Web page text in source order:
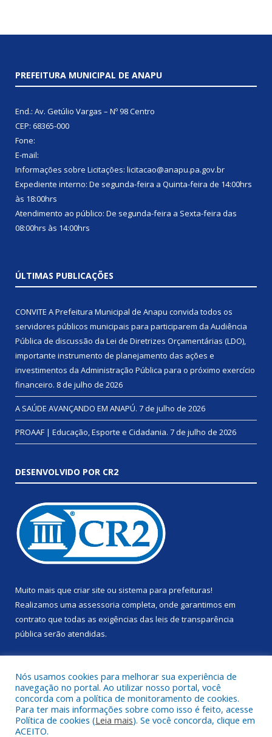
PREFEITURA MUNICIPAL DE ANAPU
End.: Av. Getúlio Vargas – Nº 98 Centro
CEP: 68365-000
Fone:
E-mail:
Informações sobre Licitações: licitacao@anapu.pa.gov.br
Expediente interno: De segunda-feira a Quinta-feira de 14:00hrs
às 18:00hrs
Atendimento ao público: De segunda-feira a Sexta-feira das
08:00hrs às 14:00hrs
ÚLTIMAS PUBLICAÇÕES
CONVITE A Prefeitura Municipal de Anapu convida todos os
servidores públicos municipais para participarem da Audiência
Pública de discussão da Lei de Diretrizes Orçamentárias (LDO),
importante instrumento de planejamento das ações e
investimentos da Administração Pública para o próximo exercício
financeiro. 8 de julho de 2026
A SAÚDE AVANÇANDO EM ANAPÚ. 7 de julho de 2026
PROAAF | Educação, Esporte e Cidadania. 7 de julho de 2026
DESENVOLVIDO POR CR2
Muito mais que criar site ou sistema para prefeituras!
Realizamos uma assessoria completa, onde garantimos em
contrato que todas as exigências das leis de transparência
pública serão atendidas.
Todos os direitos reservados a Prefeitura Municipal de Anapu.
Nós usamos cookies para melhorar sua experiência de
navegação no portal. Ao utilizar nosso portal, você
concorda com a política de monitoramento de cookies.
Para ter mais informações sobre como isso é feito, acesse
Política de cookies (Leia mais). Se você concorda, clique em
ACEITO.